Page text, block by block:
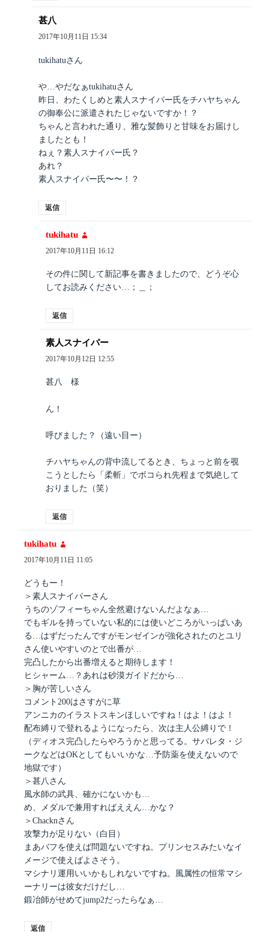
甚八
り:
2017年10月11日 15:34
tukihatuさん
や…やだなぁtukihatuさん
昨日、わたくしめと素人スナイパー氏をチハヤちゃん
の御奉公に派遣されたじゃないですか！？
ちゃんと言われた通り、雅な髪飾りと甘味をお届けし
ましたとも！
ねぇ？素人スナイパー氏？
あれ？
素人スナイパー氏〜〜！？
返信
tukihatu
り:
2017年10月11日 16:12
その件に関して新記事を書きましたので、どうぞ心
してお読みください…；＿；
返信
素人スナイパー
り:
2017年10月12日 12:55
甚八 様
ん！
呼びました？（遠い目ー）
チハヤちゃんの背中流してるとき、ちょっと前を覗
こうとしたら「柔斬」でボコられ先程まで気絶して
おりました（笑）
返信
tukihatu
り:
2017年10月11日 11:05
どうもー！
＞素人スナイパーさん
うちのゾフィーちゃん全然避けないんだよなぁ…
でもギルを持っていない私的には使いどころがいっぱいあ
る…はずだったんですがモンゼインが強化されたのとユリ
さん使いやすいのとで出番が…
完凸したから出番増えると期待します！
ヒシャーム…？あれは砂漠ガイドだから…
＞胸が苦しいさん
コメント200はさすがに草
アンニカのイラストスキンほしいですね！はよ！はよ！
配布縛りで登れるようになったら、次は主人公縛りで！
（ディオス完凸したらやろうかと思ってる。サバレタ・ジ
ークなどはOKとしてもいいかな…予防薬を使えないので
地獄です）
＞甚八さん
風水師の武具、確かにないかも…
め、メダルで兼用すればええん…かな？
＞Chacknさん
攻撃力が足りない（白目）
まあバフを使えば問題ないですね。プリンセスみたいなイ
メージで使えばよさそう。
マシナリ運用いいかもしれないですね。風属性の恒常マシ
ーナリーは彼女だけだし…
鍛冶師がせめてjump2だったらなぁ…
返信